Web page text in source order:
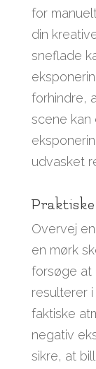
for
din
sneflade
forhindre,
scene kan
udvasket
Overvej
en mørk
forsøge at
resulterer
faktiske
negativ
sikre, at